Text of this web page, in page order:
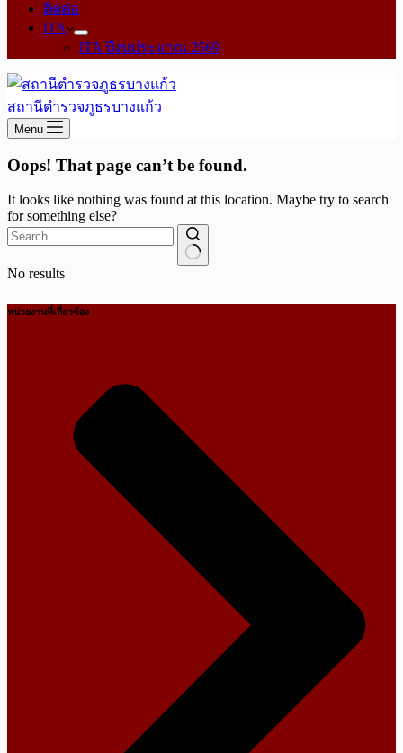
ติดต่อ
ITA
ITA ปีงบประมาณ 2569
สถานีตำรวจภูธรบางแก้ว
Menu
Oops! That page can’t be found.
It looks like nothing was found at this location. Maybe try to search
for something else?
No results
หน่วยงานที่เกี่ยวข้อง